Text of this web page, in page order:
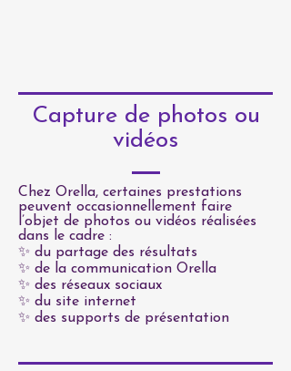
Capture de photos ou
vidéos
Chez Orella, certaines prestations
peuvent occasionnellement faire
l’objet de photos ou vidéos réalisées
dans le cadre :
✨ du partage des résultats
✨ de la communication Orella
✨ des réseaux sociaux
✨ du site internet
✨ des supports de présentation